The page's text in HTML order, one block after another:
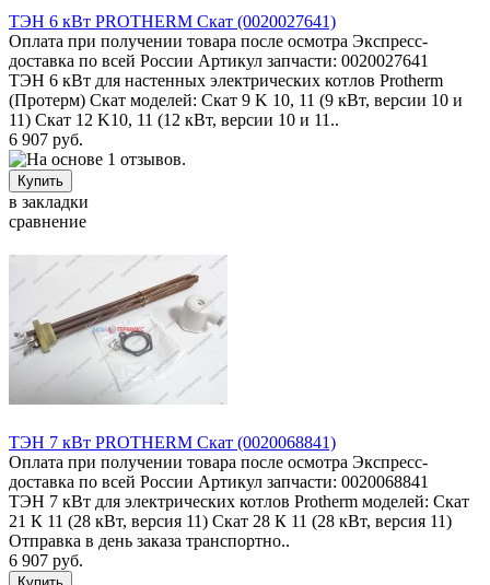
ТЭН 6 кВт PROTHERM Скат (0020027641)
Оплата при получении товара после осмотра Экспресс-
доставка по всей России Артикул запчасти: 0020027641
ТЭН 6 кВт для настенных электрических котлов Protherm
(Протерм) Скат моделей: Скат 9 K 10, 11 (9 кВт, версии 10 и
11) Скат 12 K10, 11 (12 кВт, версии 10 и 11..
6 907 руб.
в закладки
сравнение
ТЭН 7 кВт PROTHERM Скат (0020068841)
Оплата при получении товара после осмотра Экспресс-
доставка по всей России Артикул запчасти: 0020068841
ТЭН 7 кВт для электрических котлов Protherm моделей: Скат
21 К 11 (28 кВт, версия 11) Скат 28 К 11 (28 кВт, версия 11)
Отправка в день заказа транспортно..
6 907 руб.